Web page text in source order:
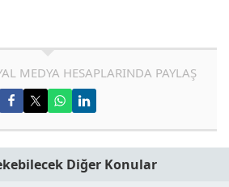
MEDYA HESAPLARINDA PAYLAŞ
Diğer Konular